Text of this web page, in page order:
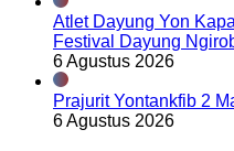
Atlet Dayung Yon
Festival Dayung
6 Agustus 2026
Prajurit Yontankfib 2
6 Agustus 2026